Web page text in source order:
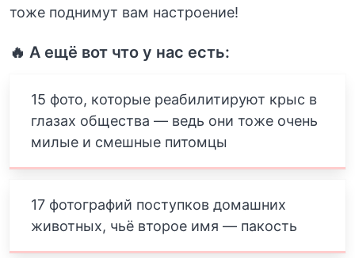
тоже поднимут вам настроение!
🔥 А ещё вот что у нас есть:
15 фото, которые реабилитируют крыс в
глазах общества — ведь они тоже очень
милые и смешные питомцы
17 фотографий поступков домашних
животных, чьё второе имя — пакость